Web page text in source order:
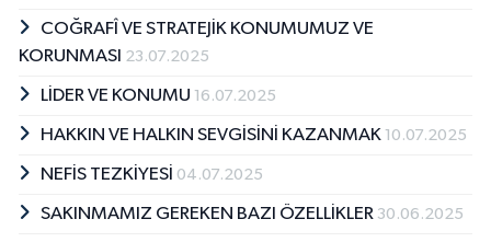
COĞRAFÎ VE STRATEJİK KONUMUMUZ VE
KORUNMASI 23.07.2025
LİDER VE KONUMU 16.07.2025
HAKKIN VE HALKIN SEVGİSİNİ KAZANMAK 10.07.2025
NEFİS TEZKİYESİ 04.07.2025
SAKINMAMIZ GEREKEN BAZI ÖZELLİKLER 30.06.2025